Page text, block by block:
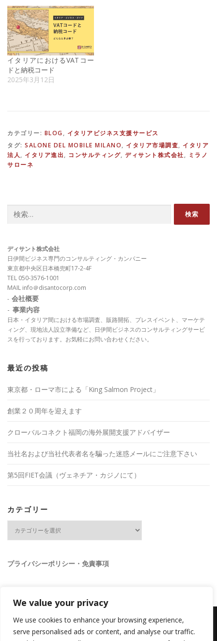
We value your privacy
We use cookies to enhance your browsing experience,
serve personalised ads or content, and analyse our traffic.
イタリアにおけるVATコー
ドと納税コード
2025年3月12日
カテゴリー: BLOG, イタリアビジネス支援サービス
タグ: SALONE DEL MOBILE MILANO, イタリア市場調査, イタリア
法人, イタリア進出, コンサルティング, ディサント株式会社, ミラノ
サローネ
索:
ディサント株式会社
日伊間ビジネス専門のコンサルティング・カンパニー
東京都中央区日本橋兜町17-2-4F
TEL 050-3576-1001
MAIL info＠disantocorp.com
- 会社概要
- 事業内容
日本・イタリア間における市場調査、販路開拓、プレスイベント、マーケテ
ィング、現地法人設立準備など、日伊間ビジネスのコンサルティングサービ
スを行っております。お気軽にお問い合わせください。
最近の投稿
東京都・ローマ市による「King Salmon Project」
創業２０周年を迎えます
クローバルコネクト福岡の海外展開支援アドバイザー
当社名および当社代表者名を騙った迷惑メールにご注意下さい
第5回FIET会議（ヴェネチア・カジノにて）
カテゴリー
ー
プライバシーポリシー・免責事項